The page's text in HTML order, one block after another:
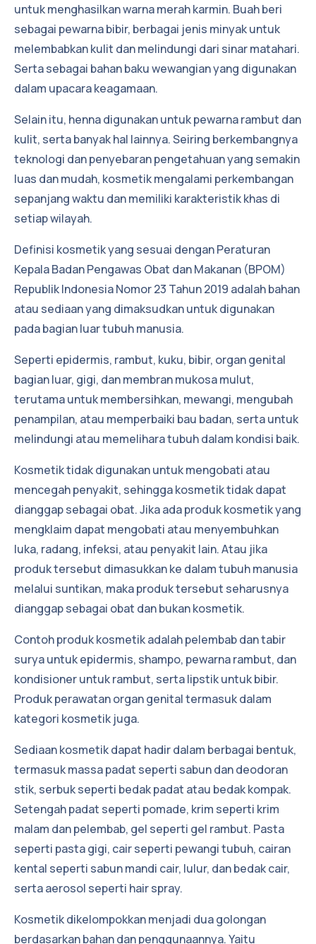
untuk menghasilkan warna merah karmin. Buah beri
sebagai pewarna bibir, berbagai jenis minyak untuk
melembabkan kulit dan melindungi dari sinar matahari.
Serta sebagai bahan baku wewangian yang digunakan
dalam upacara keagamaan.
Selain itu, henna digunakan untuk pewarna rambut dan
kulit, serta banyak hal lainnya. Seiring berkembangnya
teknologi dan penyebaran pengetahuan yang semakin
luas dan mudah, kosmetik mengalami perkembangan
sepanjang waktu dan memiliki karakteristik khas di
setiap wilayah.
Definisi kosmetik yang sesuai dengan Peraturan
Kepala Badan Pengawas Obat dan Makanan (BPOM)
Republik Indonesia Nomor 23 Tahun 2019 adalah bahan
atau sediaan yang dimaksudkan untuk digunakan
pada bagian luar tubuh manusia.
Seperti epidermis, rambut, kuku, bibir, organ genital
bagian luar, gigi, dan membran mukosa mulut,
terutama untuk membersihkan, mewangi, mengubah
penampilan, atau memperbaiki bau badan, serta untuk
melindungi atau memelihara tubuh dalam kondisi baik.
Kosmetik tidak digunakan untuk mengobati atau
mencegah penyakit, sehingga kosmetik tidak dapat
dianggap sebagai obat. Jika ada produk kosmetik yang
mengklaim dapat mengobati atau menyembuhkan
luka, radang, infeksi, atau penyakit lain. Atau jika
produk tersebut dimasukkan ke dalam tubuh manusia
melalui suntikan, maka produk tersebut seharusnya
dianggap sebagai obat dan bukan kosmetik.
Contoh produk kosmetik adalah pelembab dan tabir
surya untuk epidermis, shampo, pewarna rambut, dan
kondisioner untuk rambut, serta lipstik untuk bibir.
Produk perawatan organ genital termasuk dalam
kategori kosmetik juga.
Sediaan kosmetik dapat hadir dalam berbagai bentuk,
termasuk massa padat seperti sabun dan deodoran
stik, serbuk seperti bedak padat atau bedak kompak.
Setengah padat seperti pomade, krim seperti krim
malam dan pelembab, gel seperti gel rambut. Pasta
seperti pasta gigi, cair seperti pewangi tubuh, cairan
kental seperti sabun mandi cair, lulur, dan bedak cair,
serta aerosol seperti hair spray.
Kosmetik dikelompokkan menjadi dua golongan
berdasarkan bahan dan penggunaannya. Yaitu